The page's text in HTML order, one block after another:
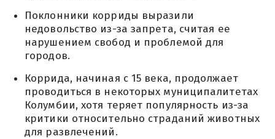
Поклонники корриды выразили
недовольство из-за запрета, считая ее
нарушением свобод и проблемой для
городов.
Коррида, начиная с 15 века, продолжает
проводиться в некоторых муниципалитетах
Колумбии, хотя теряет популярность из-за
критики относительно страданий животных
для развлечений.